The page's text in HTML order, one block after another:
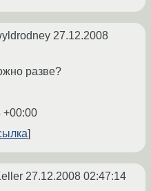
27.12.2008
разве?
+00:00
27.12.2008 02:47:14